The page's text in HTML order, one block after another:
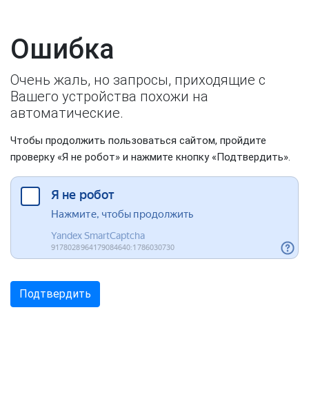
Ошибка
Очень жаль, но запросы, приходящие с
Вашего устройства похожи на
автоматические.
Чтобы продолжить пользоваться сайтом, пройдите
проверку «Я не робот» и нажмите кнопку «Подтвердить».